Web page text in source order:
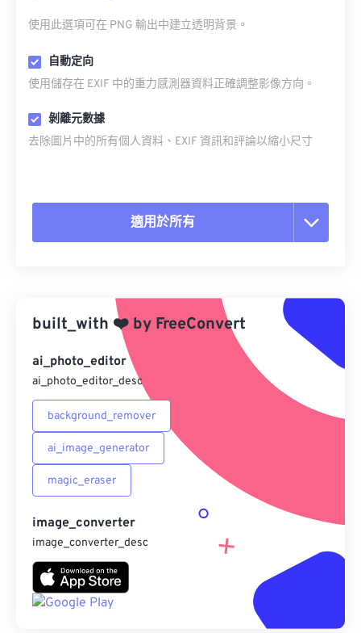
使用此選項可在 PNG 輸出中建立透明背景。
自動定向
使用儲存在 EXIF 中的重力感測器資料正確調整影像方向。
剝離元數據
去除圖片中的所有個人資料、EXIF 資訊和評論以縮小尺寸
適用於所有
另存為預設
built_with ❤️ by FreeConvert
ai_photo_editor
ai_photo_editor_desc
background_remover
ai_image_generator
magic_eraser
image_converter
image_converter_desc